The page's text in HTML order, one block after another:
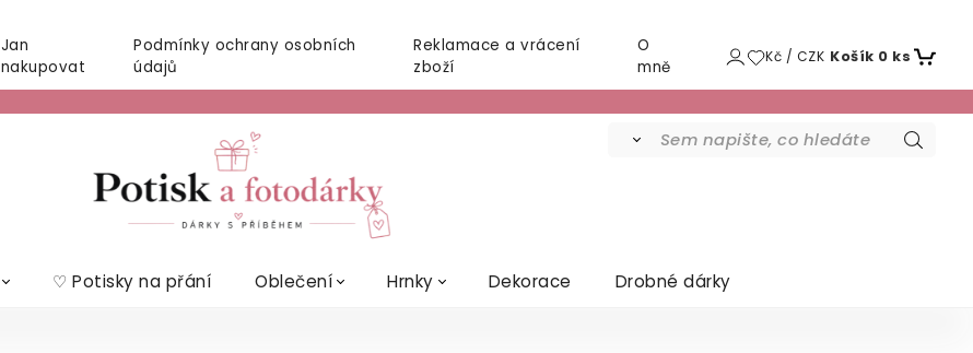
Jan
nakupovat
Podmínky ochrany osobních
údajů
Reklamace a vrácení
zboží
O
mně
Kč / CZK Košík 0 ks
♡ Potisky na přání Oblečení Hrnky Dekorace Drobné dárky